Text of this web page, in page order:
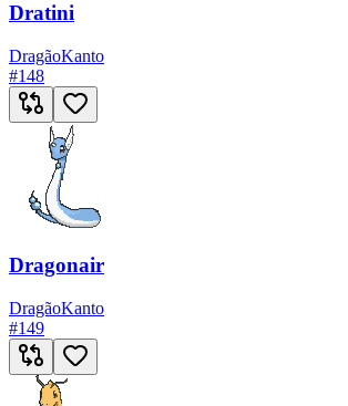
Dratini
DragãoKanto
#148
Dragonair
DragãoKanto
#149